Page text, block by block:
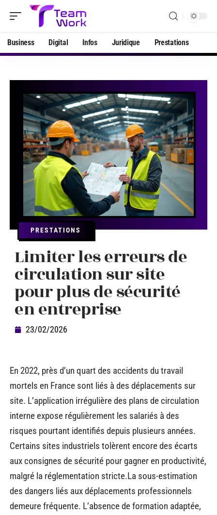
Business Digital Infos Juridique Prestations
PRESTATIONS
Limiter les erreurs de
circulation sur site
pour plus de sécurité
en entreprise
23/02/2026
En 2022, près d’un quart des accidents du travail
mortels en France sont liés à des déplacements sur
site. L’application irrégulière des plans de circulation
interne expose régulièrement les salariés à des
risques pourtant identifiés depuis plusieurs années.
Certains sites industriels tolèrent encore des écarts
aux consignes de sécurité pour gagner en productivité,
malgré la réglementation stricte.La sous-estimation
des dangers liés aux déplacements professionnels
demeure fréquente. L’absence de formation adaptée,